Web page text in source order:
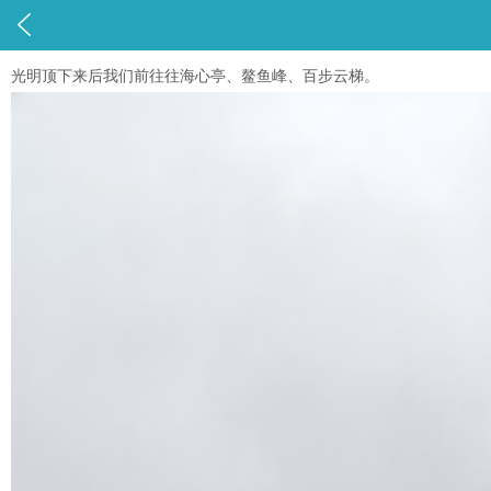

光明顶下来后我们前往往海心亭、鳌鱼峰、百步云梯。